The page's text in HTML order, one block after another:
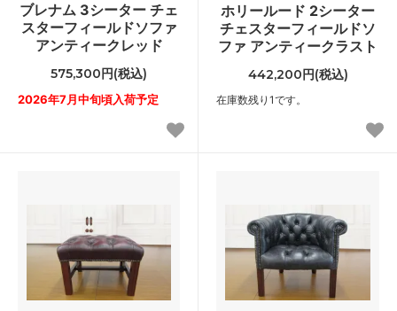
ブレナム 3シーター チェ
スターフィールドソファ
アンティークレッド
575,300円(税込)
2026年7月中旬頃入荷予定
ホリールード 2シーター
チェスターフィールドソ
ファ アンティークラスト
442,200円(税込)
在庫数残り1です。